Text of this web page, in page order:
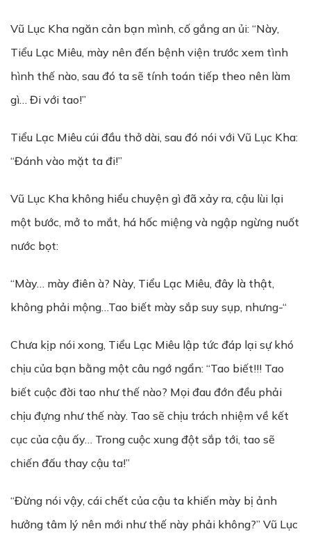
Vũ Lục Kha ngăn cản bạn mình, cố gắng an ủi: “Này,
Tiểu Lạc Miêu, mày nên đến bệnh viện trước xem tình
hình thế nào, sau đó ta sẽ tính toán tiếp theo nên làm
gì… Đi với tao!”
Tiểu Lạc Miêu cúi đầu thở dài, sau đó nói với Vũ Lục Kha:
“Đánh vào mặt ta đi!”
Vũ Lục Kha không hiểu chuyện gì đã xảy ra, cậu lùi lại
một bước, mở to mắt, há hốc miệng và ngập ngừng nuốt
nước bọt:
“Mày… mày điên à? Này, Tiểu Lạc Miêu, đây là thật,
không phải mộng…Tao biết mày sắp suy sụp, nhưng-“
Chưa kịp nói xong, Tiểu Lạc Miêu lập tức đáp lại sự khó
chịu của bạn bằng một câu ngớ ngẩn: “Tao biết!!! Tao
biết cuộc đời tao như thế nào? Mọi đau đớn đều phải
chịu đựng như thế này. Tao sẽ chịu trách nhiệm về kết
cục của cậu ấy… Trong cuộc xung đột sắp tới, tao sẽ
chiến đấu thay cậu ta!”
“Đừng nói vậy, cái chết của cậu ta khiến mày bị ảnh
hưởng tâm lý nên mới như thế này phải không?” Vũ Lục